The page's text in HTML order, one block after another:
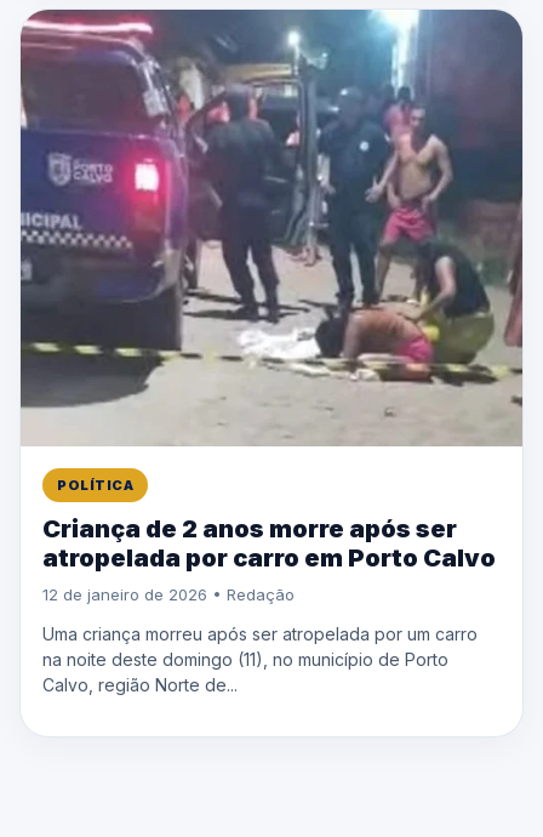
POLÍTICA
Criança de 2 anos morre após ser
atropelada por carro em Porto Calvo
12 de janeiro de 2026 • Redação
Uma criança morreu após ser atropelada por um carro
na noite deste domingo (11), no município de Porto
Calvo, região Norte de...